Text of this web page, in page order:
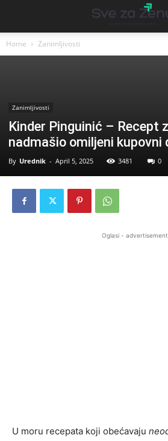
Home Zanimljivosti
Zanimljivosti
Kinder Pinguinić – Recept
nadmašio omiljeni kupovni
By Urednik - April 5, 2025 3481 0
Oglasi - advertisement
U moru recepata koji obećavaju